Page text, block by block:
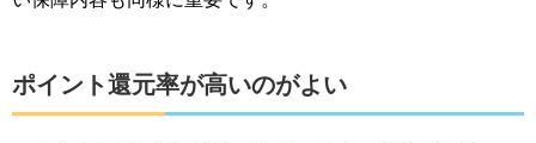
ポイント還元率が高いのがよい